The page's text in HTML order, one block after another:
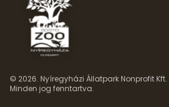
© 2026. Nyíregyházi Állatpark Nonprofit Kft.
Minden jog fenntartva.